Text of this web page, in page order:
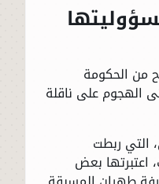
من الحكومة
الهجوم على ناقلة
التي ربطت
اعتبرتها بعض